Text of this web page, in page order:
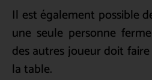
Il est également possible
une seule personne
des autres joueur doit
la table.